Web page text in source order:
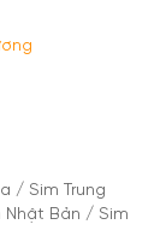
/ Sim Trung
Nhật Bản / Sim